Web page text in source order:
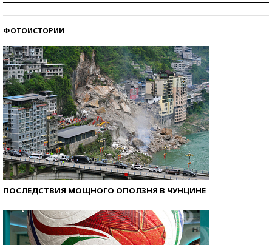
ФОТОИСТОРИИ
ПОСЛЕДСТВИЯ МОЩНОГО ОПОЛЗНЯ В ЧУНЦИНЕ